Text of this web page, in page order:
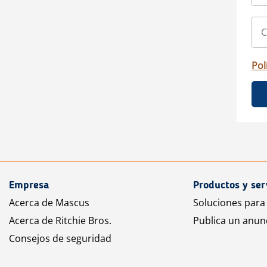
Empresa
Acerca de Mascus
Acerca de Ritchie Bros.
Consejos de seguridad
Productos y
Soluciones
Publica un